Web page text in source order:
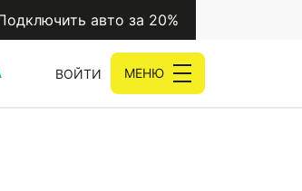
авто за 20%
ВОЙТИ МЕНЮ